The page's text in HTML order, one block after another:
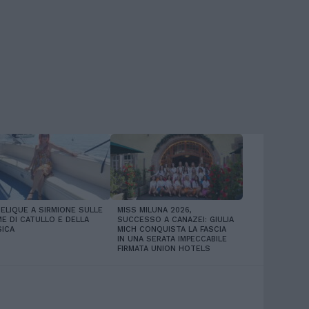
A SIRMIONE SULLE
DI CATULLO E DELLA
MISS MILUNA 2026,
SUCCESSO A CANAZEI: GIULIA
MICH CONQUISTA LA FASCIA
IN UNA SERATA IMPECCABILE
FIRMATA UNION HOTELS